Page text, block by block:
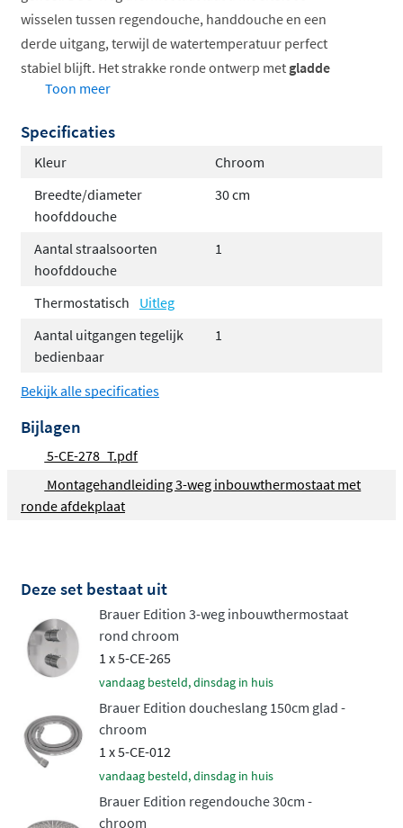
wisselen tussen regendouche, handdouche en een
derde uitgang, terwijl de watertemperatuur perfect
stabiel blijft. Het strakke ronde ontwerp met gladde
bedieningsknoppen
Thermostatisch inbouwsysteem voor constante
Strak rond ontwerp met gladde afwerking
Uitgebreide keuze in afwerkingen en kleuren
Uw ideale douchehoek samenstellen
Stel uw perfecte doucheset samen volgens uw wensen.
U kiest tussen eenhoofddouche van 20 cm of 30 cm
gewenste waterstraal. Voor de montage zijn er drie
mogelijkheden: een rechte wandarm voor een strakke
uitstraling, een gebogen wandarm voor extra bereik, of
een plafondbuis voor een luxueus spa-gevoel.
Twee types handdouches staan tot uw beschikking. Het
minimalistischestaafmodel levert een pure, gerichte
waterstraal
. De veelzijdige 3-standen handdouche biedt
drie verschillende waterpatronen die u eenvoudig
wisselt via een drukknop. Monteer de handdouche in
een vaste wandhouder of aan een glijstang voor in
hoogte verstelbaar comfort. Elke variant wordt geleverd
met een flexibele doucheslang van 150 cm.
Ruime keuze in kleuren en
Toon meer
Specificaties
Kleur
Chroom
Breedte/diameter
hoofddouche
30 cm
Aantal straalsoorten
hoofddouche
1
Thermostatisch
Uitleg
Aantal uitgangen tegelijk
bedienbaar
1
Bekijk alle specificaties
Bijlagen
5-CE-278_T.pdf
Montagehandleiding 3-weg inbouwthermostaat met
ronde afdekplaat
Deze set bestaat uit
Brauer Edition 3-weg inbouwthermostaat
rond chroom
1 x 5-CE-265
vandaag besteld, dinsdag in huis
Brauer Edition doucheslang 150cm glad -
chroom
1 x 5-CE-012
vandaag besteld, dinsdag in huis
Brauer Edition regendouche 30cm -
chroom